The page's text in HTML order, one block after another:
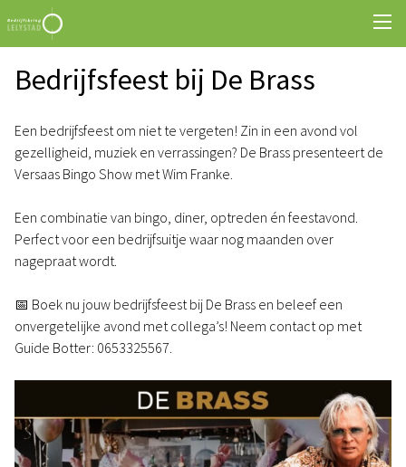
Bedrijfsfeest bij De Brass
Een bedrijfsfeest om niet te vergeten! Zin in een avond vol
gezelligheid, muziek en verrassingen? De Brass presenteert de
Versaas Bingo Show met Wim Franke.
Een combinatie van bingo, diner, optreden én feestavond.
Perfect voor een bedrijfsuitje waar nog maanden over
nagepraat wordt.
📅 Boek nu jouw bedrijfsfeest bij De Brass en beleef een
onvergetelijke avond met collega’s! Neem contact op met
Guide Botter: 0653325567.